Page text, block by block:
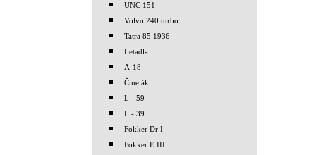
UNC 151
Volvo 240 turbo
Tatra 85 1936
Letadla
A-18
Čmelák
L - 59
L - 39
Fokker Dr I
Fokker E III